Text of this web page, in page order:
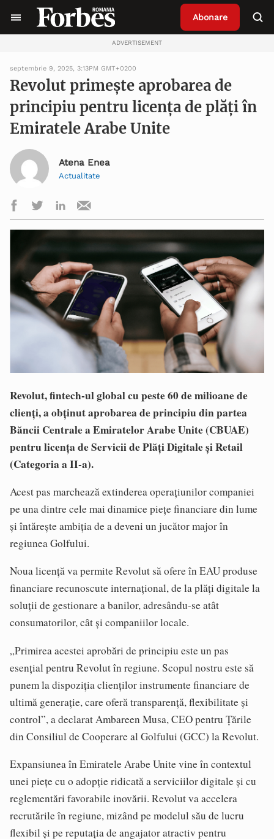
Abonare
ADVERTISEMENT
septembrie 9, 2025, 3:13PM GMT+0200
Revolut primește aprobarea de
principiu pentru licența de plăți în
Emiratele Arabe Unite
Atena Enea
Actualitate
Revolut, fintech-ul global cu peste 60 de milioane de
clienți, a obținut aprobarea de principiu din partea
Băncii Centrale a Emiratelor Arabe Unite (CBUAE)
pentru licența de Servicii de Plăți Digitale și Retail
(Categoria a II-a).
Acest pas marchează extinderea operațiunilor companiei
pe una dintre cele mai dinamice piețe financiare din lume
și întărește ambiția de a deveni un jucător major în
regiunea Golfului.
Noua licență va permite Revolut să ofere în EAU produse
financiare recunoscute internațional, de la plăți digitale la
soluții de gestionare a banilor, adresându-se atât
consumatorilor, cât și companiilor locale.
„Primirea acestei aprobări de principiu este un pas
esențial pentru Revolut în regiune. Scopul nostru este să
punem la dispoziția clienților instrumente financiare de
ultimă generație, care oferă transparență, flexibilitate și
control”, a declarat Ambareen Musa, CEO pentru Țările
din Consiliul de Cooperare al Golfului (GCC) la Revolut.
Expansiunea în Emiratele Arabe Unite vine în contextul
unei piețe cu o adopție ridicată a serviciilor digitale și cu
reglementări favorabile inovării. Revolut va accelera
recrutările în regiune, mizând pe modelul său de lucru
flexibil și pe reputația de angajator atractiv pentru